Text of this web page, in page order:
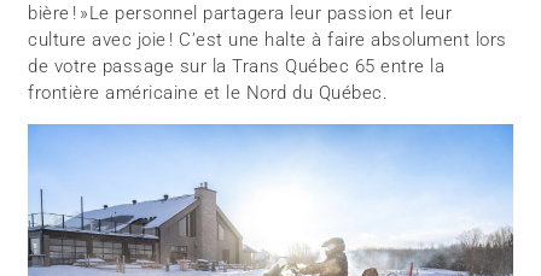
bière ! »Le personnel partagera leur passion et leur
culture avec joie ! C’est une halte à faire absolument lors
de votre passage sur la Trans Québec 65 entre la
frontière américaine et le Nord du Québec.